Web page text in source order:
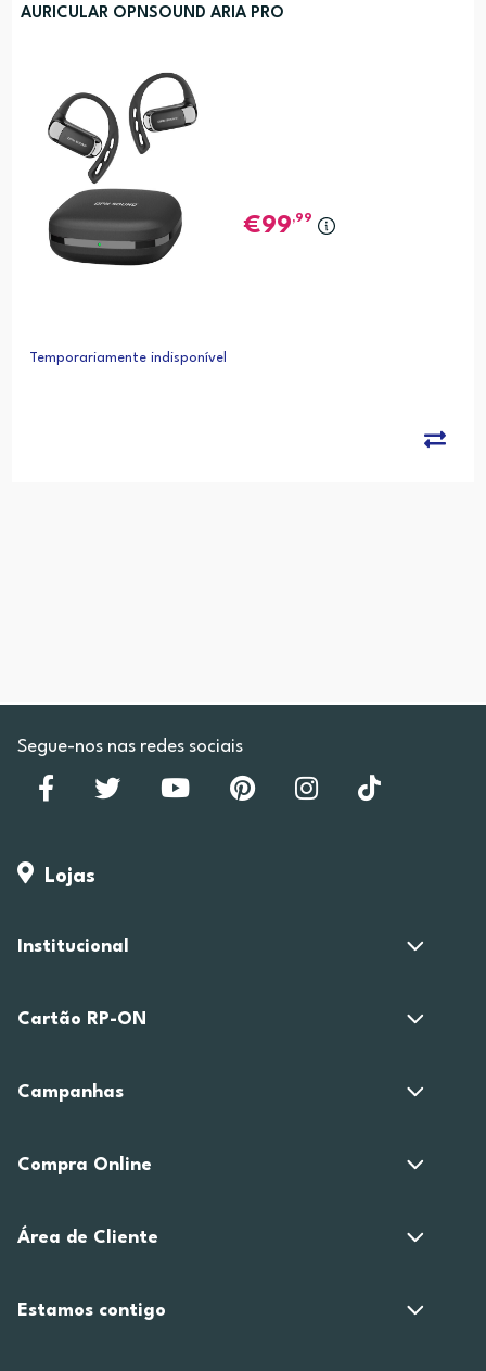
AURICULAR OPNSOUND ARIA PRO
99,99
Temporariamente indisponível
Segue-nos nas redes sociais
Lojas
Institucional
Cartão RP-ON
Campanhas
Compra Online
Área de Cliente
Estamos contigo